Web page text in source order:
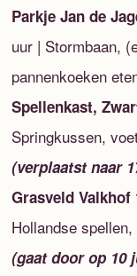
Parkje Jan de
uur | Stormbaan,
pannenkoeken
Spellenkast,
Springkussen,
(verplaatst naar
Grasveld Valkhof
Hollandse
(gaat door op 10